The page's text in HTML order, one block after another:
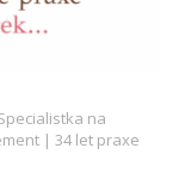
na
| 34 let praxe